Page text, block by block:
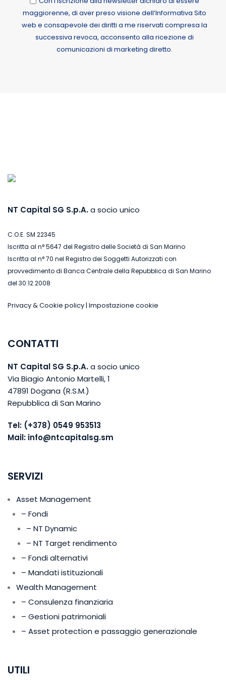
maggiorenne, di aver preso visione dell’Informativa Sito
web e consapevole dei diritti a me riservati compresa la
successiva revoca, acconsento alla ricezione di
comunicazioni di marketing diretto.
NT Capital SG S.p.A.a socio unico
C.O.E. SM 22345
Iscritta al n° 5647 del Registro delle Società di San Marino
Iscritta al n° 70 nel Registro dei Soggetti Autorizzati con
provvedimento di Banca Centrale della Repubblica di San Marino
del 30.12.2008
Privacy & Cookie policy| Impostazione cookie
CONTATTI
NT Capital SG S.p.A.a socio unico
Via Biagio Antonio Martelli, 1
47891 Dogana (R.S.M.)
Repubblica di San Marino
Tel: (+378) 0549 953513
Mail: info@ntcapitalsg.sm
SERVIZI
Asset Management
– Fondi
– NT Dynamic
– NT Target rendimento
– Fondi alternativi
– Mandati istituzionali
Wealth Management
– Consulenza finanziaria
– Gestioni patrimoniali
– Asset protection e passaggio generazionale
UTILI